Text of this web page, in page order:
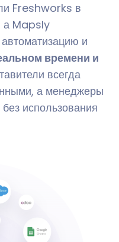
Freshworks в
а Mapsly
автоматизацию и
времени и
всегда
а менеджеры
использования